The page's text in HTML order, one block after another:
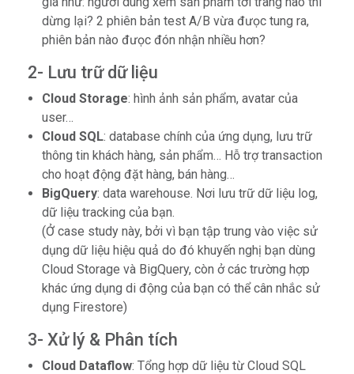
dừng lại? 2 phiên bản test A/B vừa đưọc tung ra,
phiên bản nào đưọc đón nhận nhiều hơn?
2- Lưu trữ dữ liệu
Cloud Storage: hình ảnh sản phẩm, avatar của
user…
Cloud SQL: database chính của ứng dụng, lưu trữ
thông tin khách hàng, sản phẩm… Hỗ trợ transaction
cho hoạt động đặt hàng, bán hàng…
BigQuery: data warehouse. Nơi lưu trữ dữ liệu log,
dữ liệu tracking của bạn.
(Ở case study này, bởi vì bạn tập trung vào việc sử
dụng dữ liệu hiệu quả do đó khuyến nghị bạn dùng
Cloud Storage và BigQuery, còn ở các trường hợp
khác ứng dụng di động của bạn có thể cân nhắc sử
dụng Firestore)
3- Xử lý & Phân tích
Cloud Dataflow: Tổng hợp dữ liệu từ Cloud SQL